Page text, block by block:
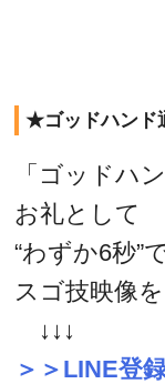
★ゴッドハンド
「ゴッドハ
お礼として
“わずか6秒”
スゴ技映像
↓↓↓
＞＞LINE登